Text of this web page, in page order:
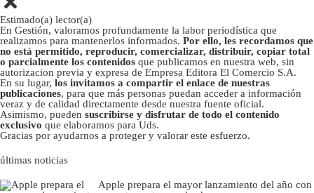
Estimado(a) lector(a)
En Gestión, valoramos profundamente la labor periodística que
realizamos para mantenerlos informados. Por ello, les recordamos que
no está permitido, reproducir, comercializar, distribuir, copiar total
o parcialmente los contenidos que publicamos en nuestra web, sin
autorizacion previa y expresa de Empresa Editora El Comercio S.A.
En su lugar, los invitamos a compartir el enlace de nuestras
publicaciones, para que más personas puedan acceder a información
veraz y de calidad directamente desde nuestra fuente oficial.
Asimismo, pueden suscribirse y disfrutar de todo el contenido
exclusivo que elaboramos para Uds.
Gracias por ayudarnos a proteger y valorar este esfuerzo.
últimas noticias
Apple prepara el mayor lanzamiento del año con